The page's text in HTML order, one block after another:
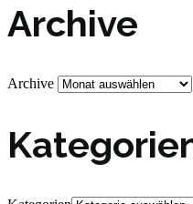
Archive
Archive